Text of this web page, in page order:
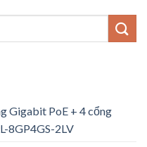
Gigabit PoE + 4 cổng
8GP4GS-2LV